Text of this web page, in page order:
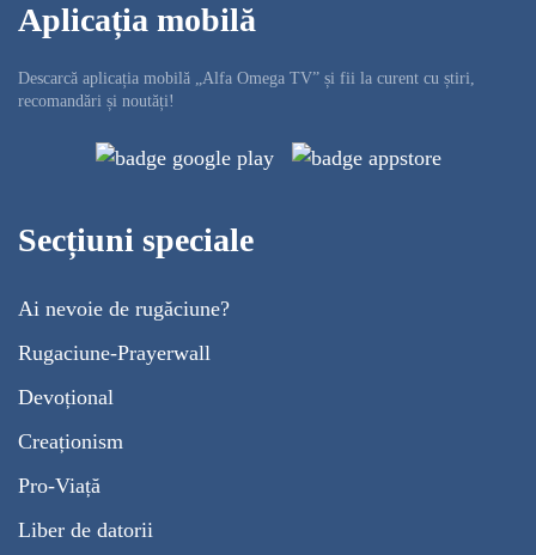
Aplicația mobilă
Descarcă aplicația mobilă „Alfa Omega TV” și fii la curent cu știri,
recomandări și noutăți!
Secțiuni speciale
Ai nevoie de rugăciune?
Rugaciune-Prayerwall
Devoțional
Creaționism
Pro-Viață
Liber de datorii